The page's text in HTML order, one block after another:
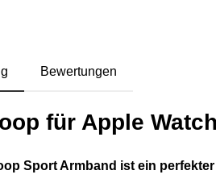
Bewertungen
für Apple Watch
Sport Armband ist ein